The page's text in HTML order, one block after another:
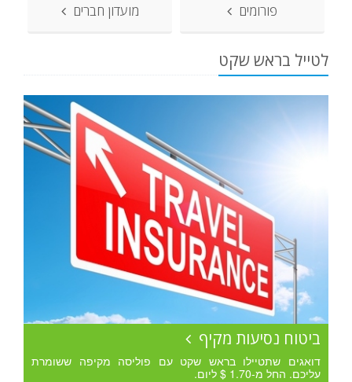
פורומים מועדון חברים
לטייל בראש שקט
ביטוח נסיעות מקיף
דואגים שתטיילו בראש שקט עם פוליסה מקיפה ששומרת
עליכם. החל מ-1.70 $ ליום.